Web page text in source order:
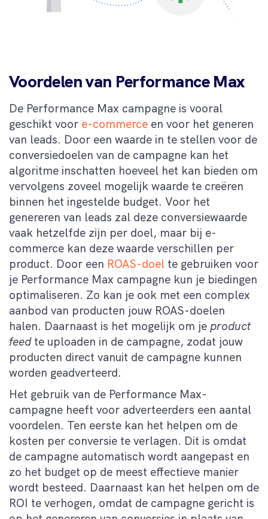
Voordelen van Performance Max
De Performance Max campagne is vooral
geschikt voor e-commerce en voor het generen
van leads. Door een waarde in te stellen voor de
conversiedoelen van de campagne kan het
algoritme inschatten hoeveel het kan bieden om
vervolgens zoveel mogelijk waarde te creëren
binnen het ingestelde budget. Voor het
genereren van leads zal deze conversiewaarde
vaak hetzelfde zijn per doel, maar bij e-
commerce kan deze waarde verschillen per
product. Door een ROAS-doel te gebruiken voor
je Performance Max campagne kun je biedingen
optimaliseren. Zo kan je ook met een complex
aanbod van producten jouw ROAS-doelen
halen. Daarnaast is het mogelijk om je product
feedte uploaden in de campagne, zodat jouw
producten direct vanuit de campagne kunnen
worden geadverteerd.
Het gebruik van de Performance Max-
campagne heeft voor adverteerders een aantal
voordelen. Ten eerste kan het helpen om de
kosten per conversie te verlagen. Dit is omdat
de campagne automatisch wordt aangepast en
zo het budget op de meest effectieve manier
wordt besteed. Daarnaast kan het helpen om de
ROI te verhogen, omdat de campagne gericht is